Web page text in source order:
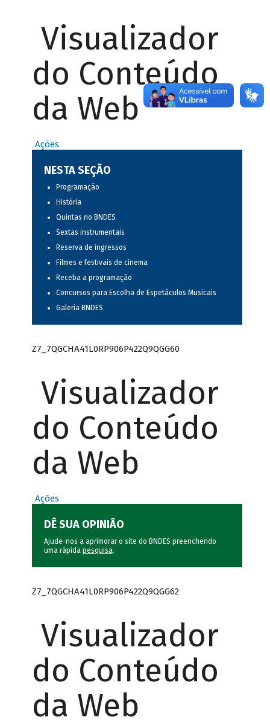
Visualizador
do Conteúdo
da Web
Ações
NESTA SEÇÃO
Programação
História
Quintas no BNDES
Sextas instrumentais
Reserva de ingressos
Filmes e festivais de cinema
Receba a programação
Concursos para Escolha de Espetáculos Musicais
Galeria BNDES
Z7_7QGCHA41L0RP906P422Q9QGG60
Visualizador
do Conteúdo
da Web
Ações
DÊ SUA OPINIÃO
Ajude-nos a aprimorar o site do BNDES preenchendo
uma rápida pesquisa.
Z7_7QGCHA41L0RP906P422Q9QGG62
Visualizador
do Conteúdo
da Web